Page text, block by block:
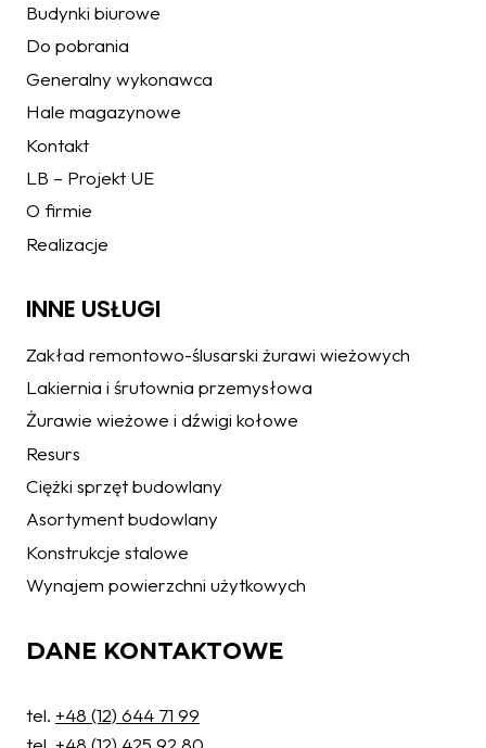
Budynki biurowe
Do pobrania
Generalny wykonawca
Hale magazynowe
Kontakt
LB – Projekt UE
O firmie
Realizacje
INNE USŁUGI
Zakład remontowo-ślusarski żurawi wieżowych
Lakiernia i śrutownia przemysłowa
Żurawie wieżowe i dźwigi kołowe
Resurs
Ciężki sprzęt budowlany
Asortyment budowlany
Konstrukcje stalowe
Wynajem powierzchni użytkowych
DANE KONTAKTOWE
tel. +48 (12) 644 71 99